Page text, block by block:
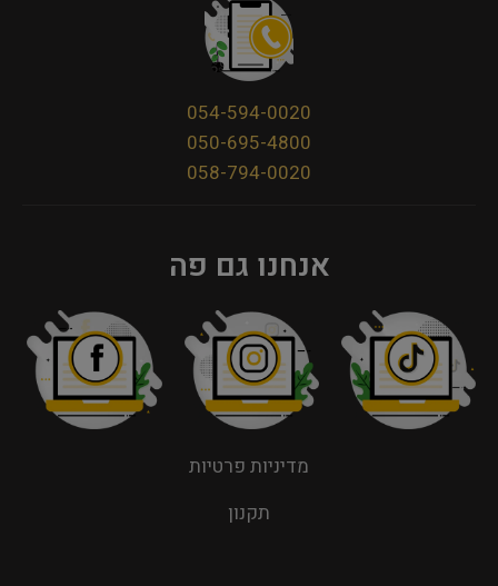
054-594-0020
050-695-4800
058-794-0020
אנחנו גם פה
מדיניות פרטיות
תקנון